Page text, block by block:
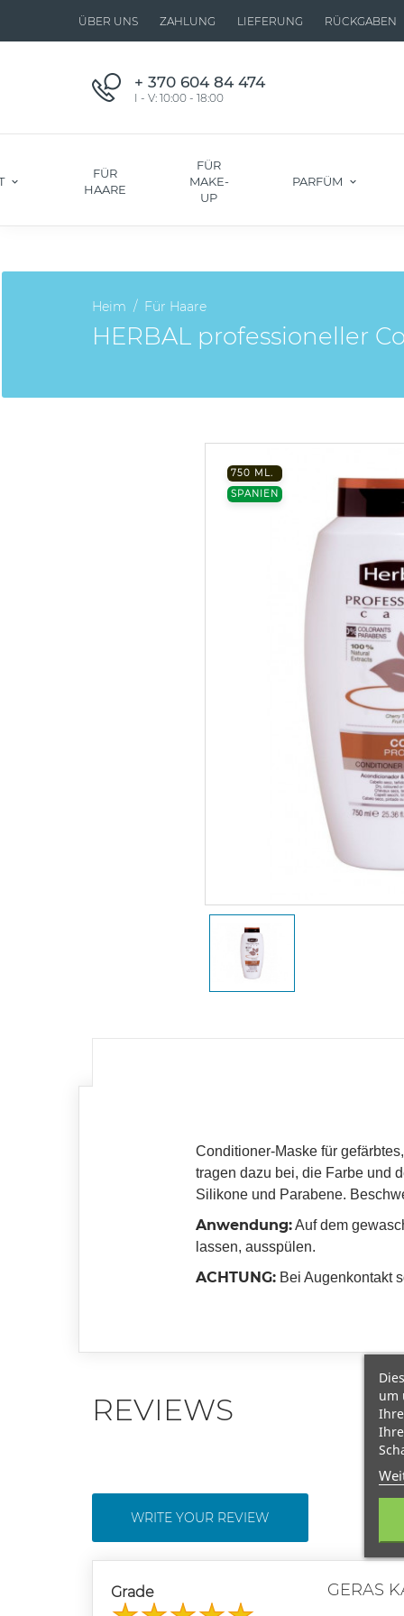
ÜBER UNS ZAHLUNG LIEFERUNG RÜCKGABEN
+ 370 604 84 474
I - V: 10:00 - 18:00
FÜR
HAARE
FÜR
MAKE-
UP
PARFÜM
Heim Für Haare
HERBAL professioneller
750 ML.
SPANIEN
Conditioner-Maske für
tragen dazu bei, die Farbe und
Silikone und Parabene.
Anwendung:Auf dem
lassen, ausspülen.
ACHTUNG: Bei Augenkontakt
REVIEWS
WRITE YOUR REVIEW
Grade GERAS
um